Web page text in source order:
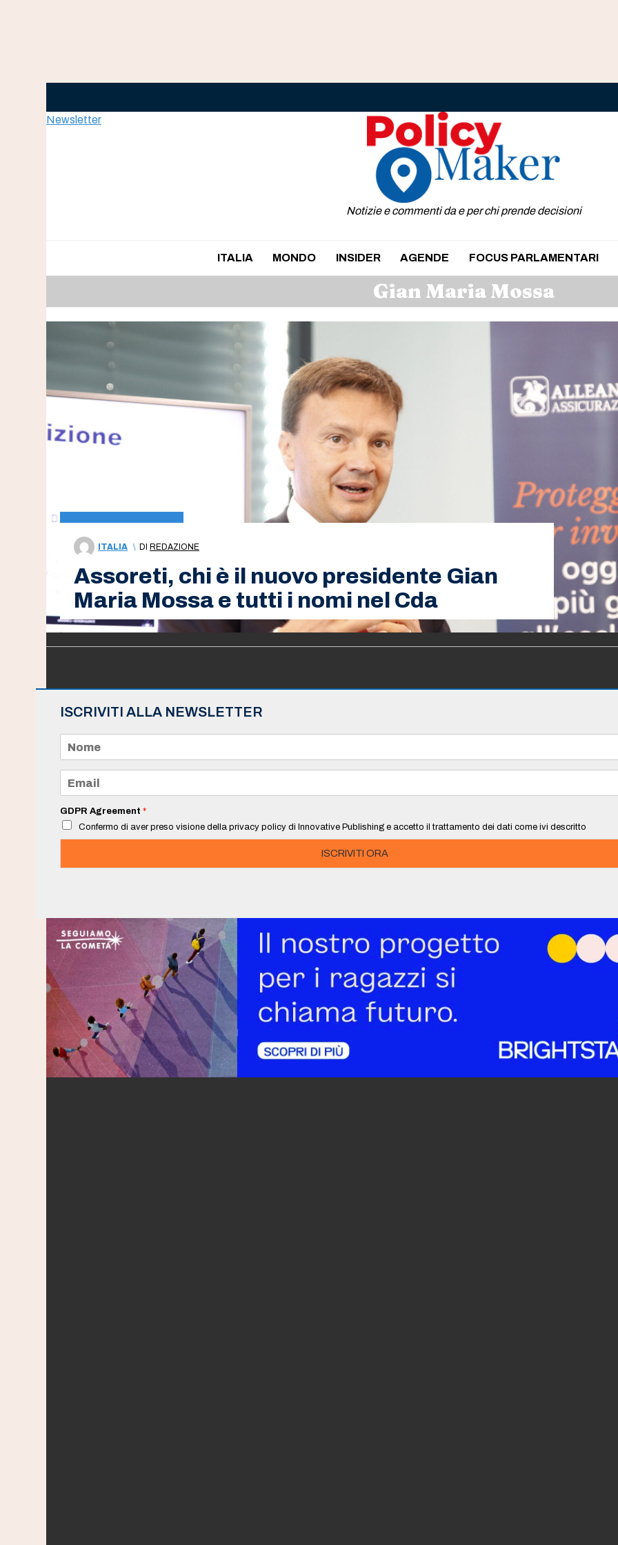
Newsletter
Notizie e commenti da e per chi prende decisioni
ITALIA MONDO INSIDER AGENDE FOCUS PARLAMENTARI
Gian Maria Mossa
ITALIA \ DI REDAZIONE
Assoreti, chi è il nuovo presidente Gian
Maria Mossa e tutti i nomi nel Cda
ISCRIVITI ALLA NEWSLETTER
m
e
a
i
*
GDPR Agreement *
Confermo di aver preso visione della privacy policy di Innovative Publishing e accetto il trattamento dei dati come ivi descritto
ISCRIVITI ORA